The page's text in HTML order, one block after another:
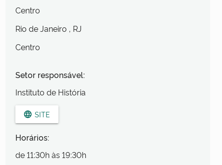
Centro
Rio de Janeiro , RJ
Centro
Setor responsável:
Instituto de História
language SITE
Horários:
de 11:30h às 19:30h